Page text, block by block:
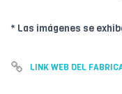
* Las imágenes se
LINK WEB DEL